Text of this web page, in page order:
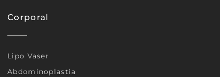
Corporal
Lipo Vaser
Abdominoplastia